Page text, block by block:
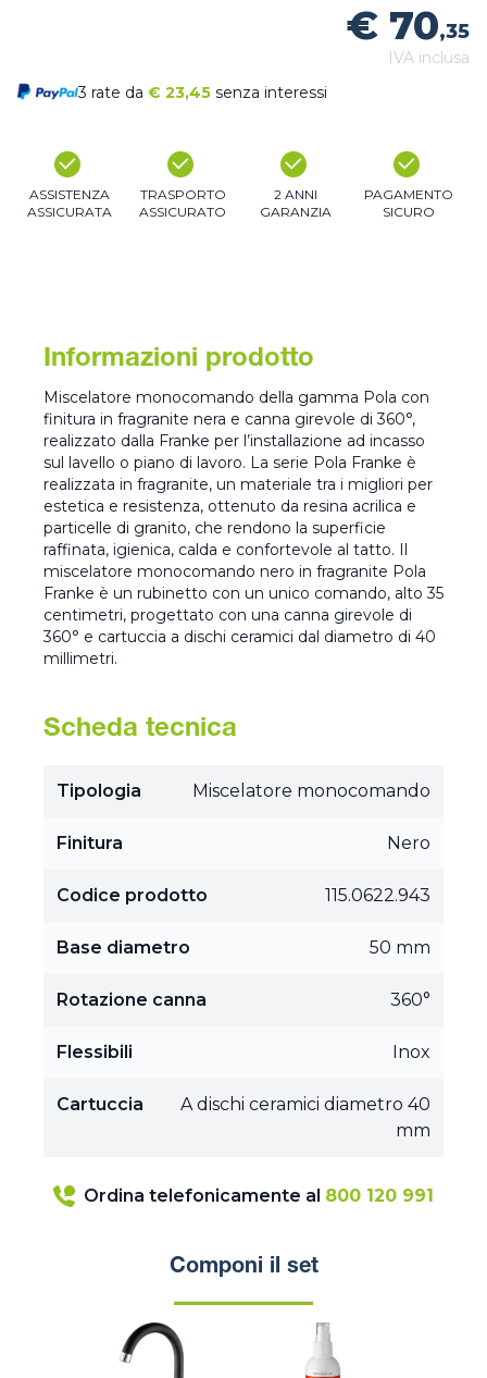
€ 70,35
IVA inclusa
3 rate da € 23,45 senza interessi
ASSISTENZA
ASSICURATA
TRASPORTO
ASSICURATO
2 ANNI
GARANZIA
PAGAMENTO
SICURO
Informazioni prodotto
Miscelatore monocomando della gamma Pola con
finitura in fragranite nera e canna girevole di 360°,
realizzato dalla Franke per l’installazione ad incasso
sul lavello o piano di lavoro. La serie Pola Franke è
realizzata in fragranite, un materiale tra i migliori per
estetica e resistenza, ottenuto da resina acrilica e
particelle di granito, che rendono la superficie
raffinata, igienica, calda e confortevole al tatto. Il
miscelatore monocomando nero in fragranite Pola
Franke è un rubinetto con un unico comando, alto 35
centimetri, progettato con una canna girevole di
360° e cartuccia a dischi ceramici dal diametro di 40
millimetri.
Scheda tecnica
Tipologia Miscelatore monocomando
Finitura Nero
Codice prodotto 115.0622.943
Base diametro 50 mm
Rotazione canna 360°
Flessibili Inox
Cartuccia
A dischi ceramici diametro 40
mm
Ordina telefonicamente al 800 120 991
Componi il set